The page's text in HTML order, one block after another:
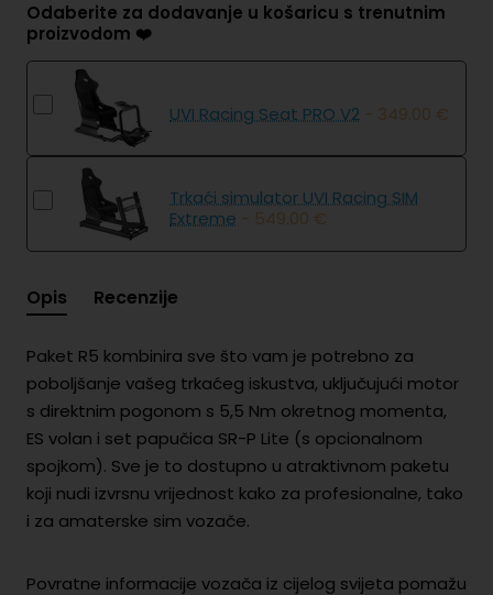
Odaberite za dodavanje u košaricu s trenutnim
proizvodom ❤️
UVI Racing Seat PRO V2 - 349.00 €
Trkaći simulator UVI Racing SIM
Extreme - 549.00 €
Opis Recenzije
Paket R5 kombinira sve što vam je potrebno za
poboljšanje vašeg trkaćeg iskustva, uključujući motor
s direktnim pogonom s 5,5 Nm okretnog momenta,
ES volan i set papučica SR-P Lite (s opcionalnom
spojkom). Sve je to dostupno u atraktivnom paketu
koji nudi izvrsnu vrijednost kako za profesionalne, tako
i za amaterske sim vozače.
Povratne informacije vozača iz cijelog svijeta pomažu